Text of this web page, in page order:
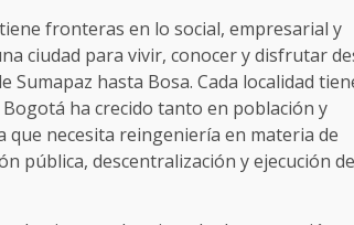
fronteras en lo social, empresarial y
ciudad para vivir, conocer y disfrutar
Sumapaz hasta Bosa. Cada localidad
Bogotá ha crecido tanto en población y
que necesita reingeniería en materia de
pública, descentralización y ejecución